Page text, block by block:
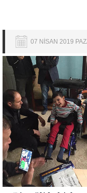
07 NİSAN 2019